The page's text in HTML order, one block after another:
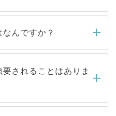
たら、弊社担当者がご
、その後メールもしくは
日以内にはご連絡をせて
、しばらくお待ちくださ
んですか？
で取り扱っている求人の
サイトからご覧いただ
人」です。非公開求人は
て、一般には公開してい
されることはありま
ることは一切ありませ